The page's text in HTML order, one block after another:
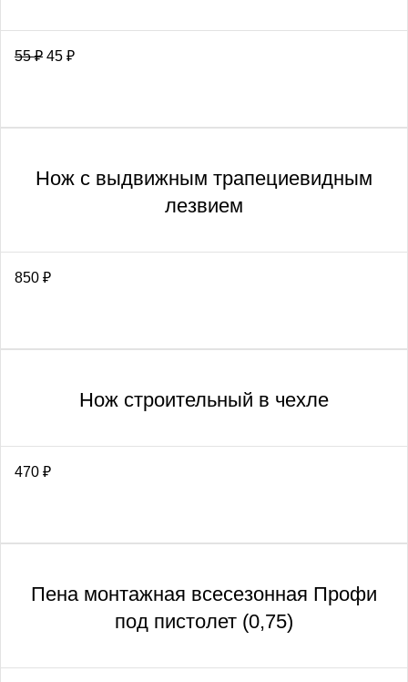
55₽ 45 ₽
Нож с выдвижным трапециевидным
лезвием
850 ₽
Нож строительный в чехле
470 ₽
Пена монтажная всесезонная Профи
под пистолет (0,75)